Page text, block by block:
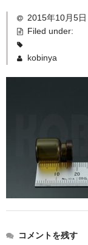
絞り口
コルク栓
セット
2015年10月5日
Filed under:
kobinya
コメントを残す